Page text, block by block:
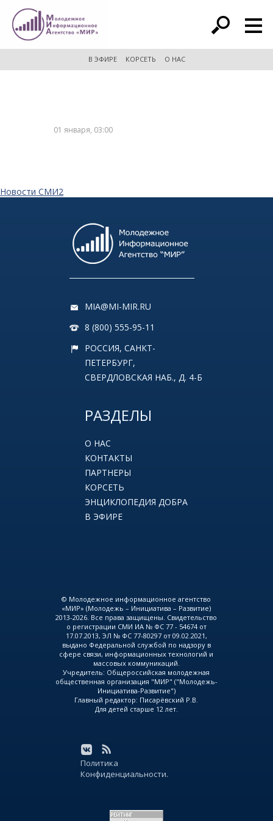
расширенный поиск
В ЭФИРЕ КОРСЕТЬ О НАС
01 января, 03:00
Новости СМИ2
MIA@MI-MIR.RU
8 (800) 555-95-11
РОССИЯ, САНКТ-
ПЕТЕРБУРГ,
СВЕРДЛОВСКАЯ НАБ., Д. 4-Б
РАЗДЕЛЫ
О НАС
КОНТАКТЫ
ПАРТНЕРЫ
КОРСЕТЬ
ЭНЦИКЛОПЕДИЯ ДОБРА
В ЭФИРЕ
© Молодежное информационное агентство
«МИР» (Молодежь – Инициатива – Развитие)
2013-2026. Все права защищены. Свидетельство
о регистрации СМИ ИА № ФС 77 - 54674 от
17.07.2013, ЭЛ № ФС 77-80297 от 09.02.2021,
выдано Федеральной службой по надзору в
сфере связи, информационных технологий и
массовых коммуникаций.
Учредитель: Общероссийская молодежная
общественная организация "МИР" ("Молодежь-
Инициатива-Развитие")
Главный редактор: Писарёвский Р.В.
Для детей старше 12 лет.
Политика
Конфиденциальности.